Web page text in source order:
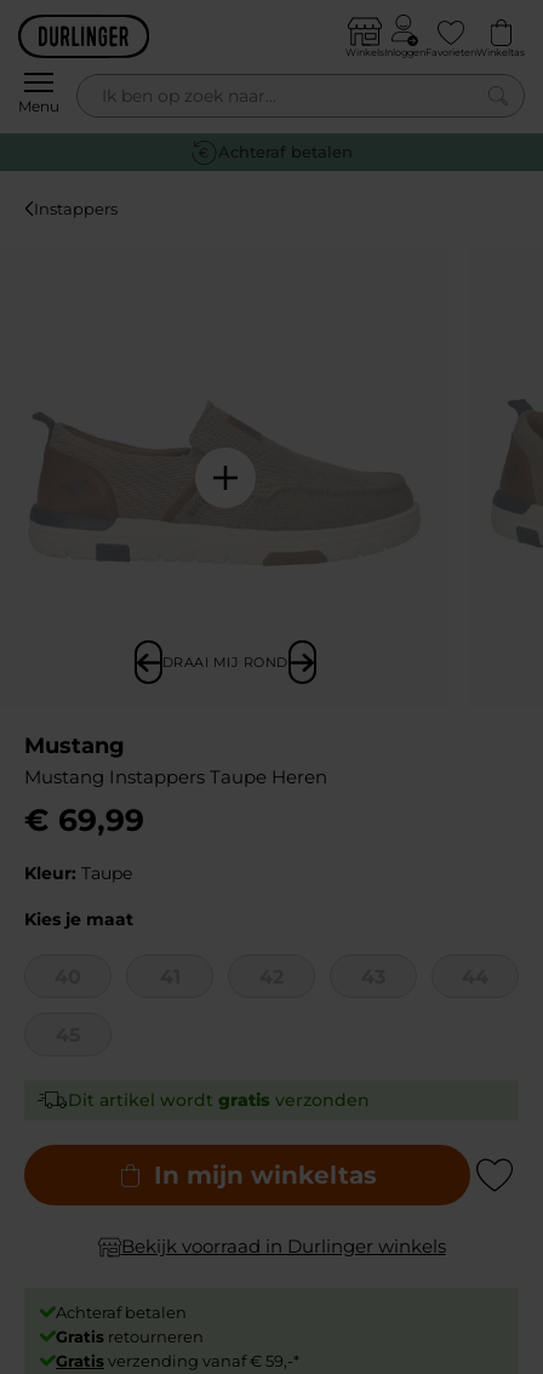
Skip to content
Menu
WinkelsInloggenFavorietenWinkeltas
0
Achteraf betalen
Instappers
DRAAI MIJ ROND
Mustang
Mustang Instappers Taupe Heren
€ 69,99
Kleur: Taupe
Kies je maat
Dit artikel wordt gratis verzonden
In mijn winkeltas Add to
Bekijk voorraad in Durlinger winkels
Achteraf betalen
Gratis retourneren
Gratisverzending vanaf € 59,-*